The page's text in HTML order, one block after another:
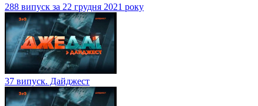
288 випуск за 22 грудня 2021 року
37 випуск. Дайджест